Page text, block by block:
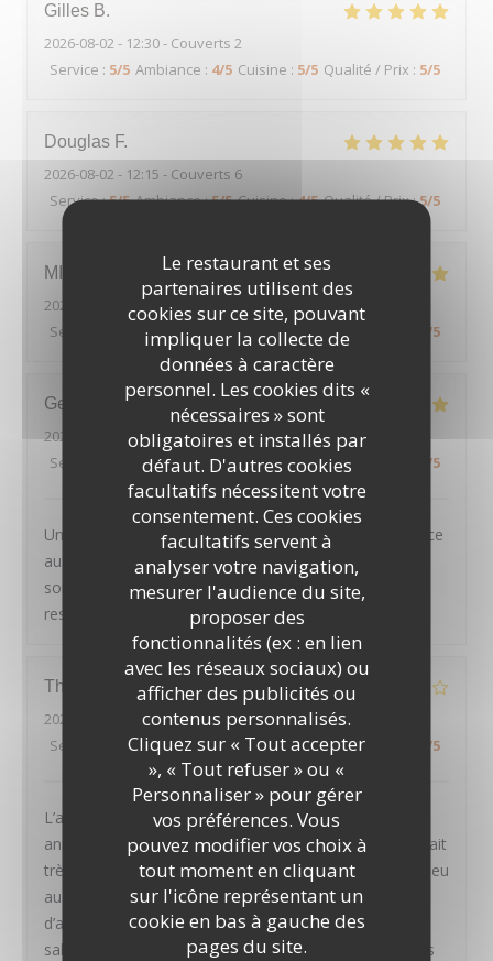
Le restaurant et ses
partenaires utilisent des
cookies sur ce site, pouvant
impliquer la collecte de
données à caractère
personnel. Les cookies dits «
nécessaires » sont
obligatoires et installés par
défaut. D'autres cookies
facultatifs nécessitent votre
consentement. Ces cookies
facultatifs servent à
analyser votre navigation,
mesurer l'audience du site,
proposer des
fonctionnalités (ex : en lien
avec les réseaux sociaux) ou
afficher des publicités ou
contenus personnalisés.
Cliquez sur « Tout accepter
», « Tout refuser » ou «
Personnaliser » pour gérer
vos préférences. Vous
pouvez modifier vos choix à
tout moment en cliquant
sur l'icône représentant un
cookie en bas à gauche des
pages du site.
Gilles B
2026-08-02- 12:30 - Couverts 2
Service : 5/5 Ambiance : 4/5 Cuisine : 5/5 Qualité / Prix : 5/5
Douglas F
2026-08-02 - 12:15 - Couverts 6
Service:5/5 Ambiance:5/5 Cuisine:4/5 Qualité / Prix:5/5
MICKAEL
2026-08-01
- 19:45 - Couverts 2
Service
Ambiance: 5/5 Cuisine: 4/5 Qualité / Prix /5
Geoffroy D
2026-08-01
- 20:45 - Couverts 2
Service
Ambiance 4/5 Cuisine :5/5 Qualité / Prix /5
Un très joli cadre, des plats tous excellents et un service
aux petits oignons : nous avons passé une excellente
soirée, et recommandons chaleureusement ce
restaurant
Thierry
2026-07-30
- 20:00 - Couverts 2
Service
/5 Ambiance:4/5 Cuisine :2/5 Qualité / Prix /5
L’année dernière en Avril on était la pour mon
anniversaire. Tout était parfait. Mais cette fois ci on était
très déçu. Les plats étaient rien de spécial, même un peu
au dessous de standard. Le croustillant d’épaule
d’agneau n’avait pas de goût du tout et la sauce trop
salée. Aubergine faite sans aucun travail. Je me doutais
LE PAVILLON DE BAILLY